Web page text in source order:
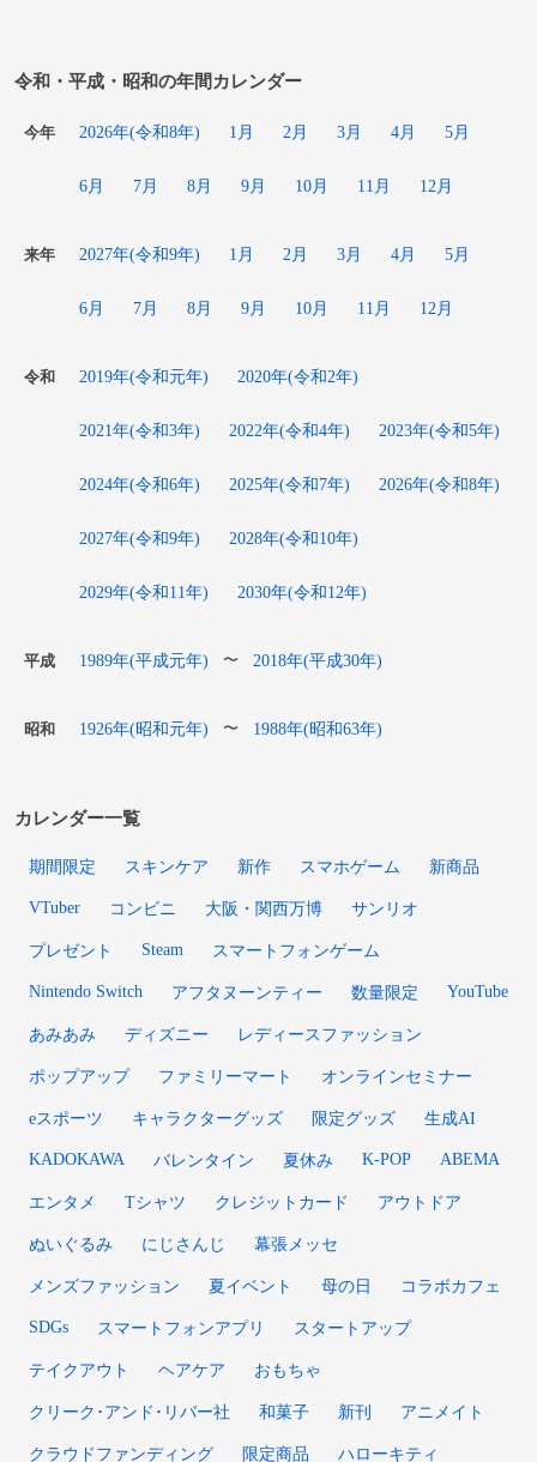
令和・平成・昭和の年間カレンダー
今年 2026年(令和8年) 1月 2月 3月 4月 5月
6月 7月 8月 9月 10月 11月 12月
来年 2027年(令和9年) 1月 2月 3月 4月 5月
6月 7月 8月 9月 10月 11月 12月
令和 2019年(令和元年) 2020年(令和2年)
2021年(令和3年) 2022年(令和4年) 2023年(令和5年)
2024年(令和6年) 2025年(令和7年) 2026年(令和8年)
2027年(令和9年) 2028年(令和10年)
2029年(令和11年) 2030年(令和12年)
平成 1989年(平成元年) 〜 2018年(平成30年)
昭和 1926年(昭和元年) 〜 1988年(昭和63年)
カレンダー一覧
期間限定 スキンケア 新作 スマホゲーム 新商品
VTuber コンビニ 大阪・関西万博 サンリオ
プレゼント Steam スマートフォンゲーム
Nintendo Switch アフタヌーンティー 数量限定 YouTube
あみあみ ディズニー レディースファッション
ポップアップ ファミリーマート オンラインセミナー
eスポーツ キャラクターグッズ 限定グッズ 生成AI
KADOKAWA バレンタイン 夏休み K-POP ABEMA
エンタメ Tシャツ クレジットカード アウトドア
ぬいぐるみ にじさんじ 幕張メッセ
メンズファッション 夏イベント 母の日 コラボカフェ
SDGs スマートフォンアプリ スタートアップ
テイクアウト ヘアケア おもちゃ
クリーク･アンド･リバー社 和菓子 新刊 アニメイト
クラウドファンディング 限定商品 ハローキティ